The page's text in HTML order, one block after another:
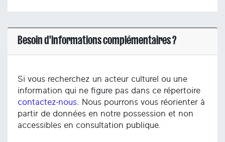
Besoin d'informations complémentaires ?
Si vous recherchez un acteur culturel ou une
information qui ne figure pas dans ce répertoire
contactez-nous . Nous pourrons vous réorienter à
partir de données en notre possession et non
accessibles en consultation publique.